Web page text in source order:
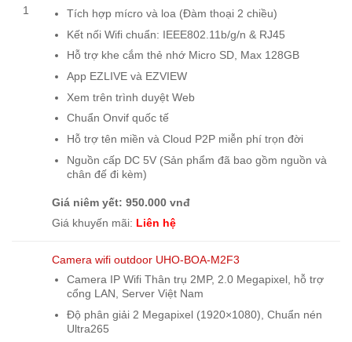
1
Tích hợp mícro và loa (Đàm thoại 2 chiều)
Kết nối Wifi chuẩn: IEEE802.11b/g/n & RJ45
Hỗ trợ khe cắm thẻ nhớ Micro SD, Max 128GB
App EZLIVE và EZVIEW
Xem trên trình duyệt Web
Chuẩn Onvif quốc tế
Hỗ trợ tên miền và Cloud P2P miễn phí trọn đời
Nguồn cấp DC 5V (Sản phẩm đã bao gồm nguồn và
chân đế đi kèm)
Giá niêm yết: 950.000 vnđ
Giá khuyến mãi: Liên hệ
Camera wifi outdoor UHO-BOA-M2F3
Camera IP Wifi Thân trụ 2MP, 2.0 Megapixel, hỗ trợ
cổng LAN, Server Việt Nam
Độ phân giải 2 Megapixel (1920×1080), Chuẩn nén
Ultra265